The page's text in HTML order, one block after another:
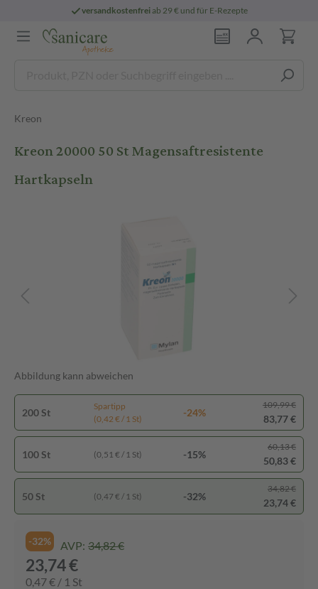
versandkostenfreiab 29 € und für E-Rezepte
Kreon
Kreon 20000 50 St Magensaftresistente
Hartkapseln
Abbildung kann abweichen
200 St
Spartipp
(0,42 € / 1 St)
-24%
109,99 €
83,77 €
100 St (0,51 € / 1 St) -15%
60,13 €
50,83 €
50 St (0,47 € / 1 St) -32%
34,82 €
23,74 €
-32% AVP: 34,82 €
23,74 €
0,47 € / 1 St